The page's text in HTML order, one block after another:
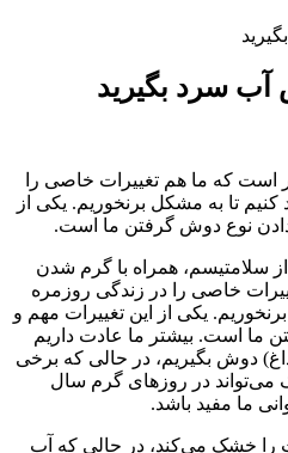
سرد بگیرید
است که ما هم تغییرات خاصی را
تا به مشکل برنخوریم. یکی از
دادن نوع دوش گرفتن ما است.
سلامتیسم، همراه با گرم شدن
خاصی را در زندگی روزمره
یکی از این تغییرات مهم و
ما است. بیشتر ما عادت داریم
دوش بگیریم، در حالی که برخی
در روزهای گرم سال
ما مفید باشد.
خشک می‌کند، در حالی که آب